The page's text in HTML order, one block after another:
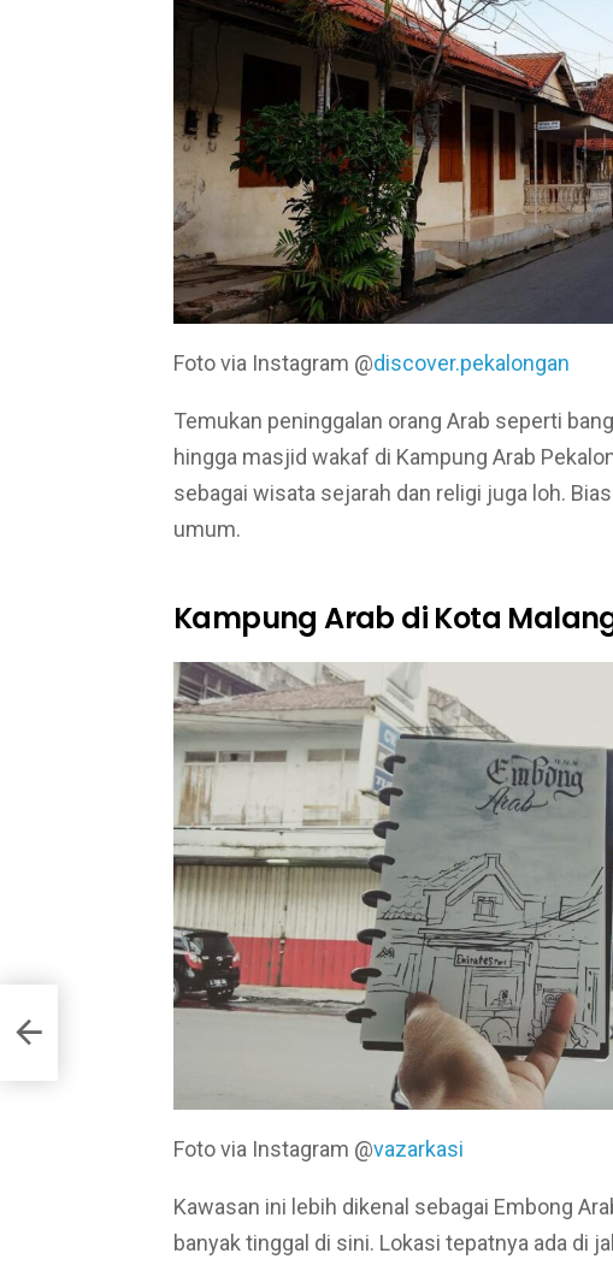
Foto via Instagram @discover.pekalongan
Temukan peninggalan orang Arab seperti
hingga masjid wakaf di Kampung Arab
sebagai wisata sejarah dan religi juga loh.
umum.
Kampung Arab di Kota
Foto via Instagram @vazarkasi
Kawasan ini lebih dikenal sebagai Embong
banyak tinggal di sini. Lokasi tepatnya ada di